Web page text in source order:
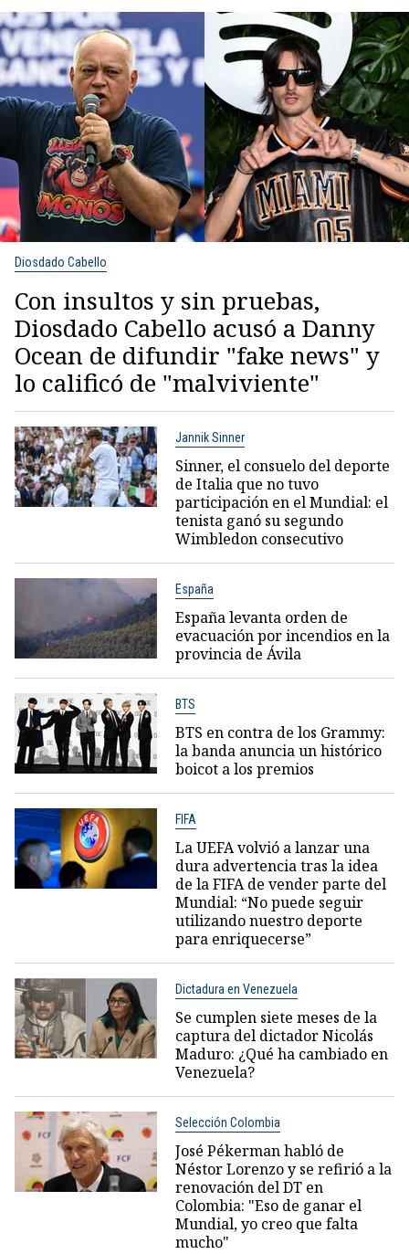
Diosdado Cabello
Con insultos y sin pruebas,
Diosdado Cabello acusó a Danny
Ocean de difundir "fake news" y
lo calificó de "malviviente"
Jannik Sinner
Sinner, el consuelo del deporte
de Italia que no tuvo
participación en el Mundial: el
tenista ganó su segundo
Wimbledon consecutivo
España
España levanta orden de
evacuación por incendios en la
provincia de Ávila
BTS
BTS en contra de los Grammy:
la banda anuncia un histórico
boicot a los premios
FIFA
La UEFA volvió a lanzar una
dura advertencia tras la idea
de la FIFA de vender parte del
Mundial: “No puede seguir
utilizando nuestro deporte
para enriquecerse”
Dictadura en Venezuela
Se cumplen siete meses de la
captura del dictador Nicolás
Maduro: ¿Qué ha cambiado en
Venezuela?
Selección Colombia
José Pékerman habló de
Néstor Lorenzo y se refirió a la
renovación del DT en
Colombia: "Eso de ganar el
Mundial, yo creo que falta
mucho"